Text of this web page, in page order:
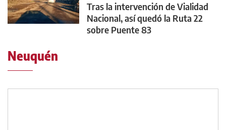
Tras la intervención de Vialidad
Nacional, así quedó la Ruta 22
sobre Puente 83
Neuquén